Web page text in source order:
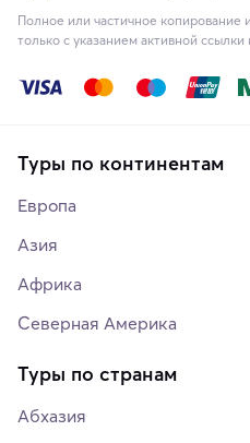
Полное или частичное
только с указанием активной ссылки
Туры по континентам
Европа
Азия
Африка
Северная Америка
Туры по странам
Абхазия